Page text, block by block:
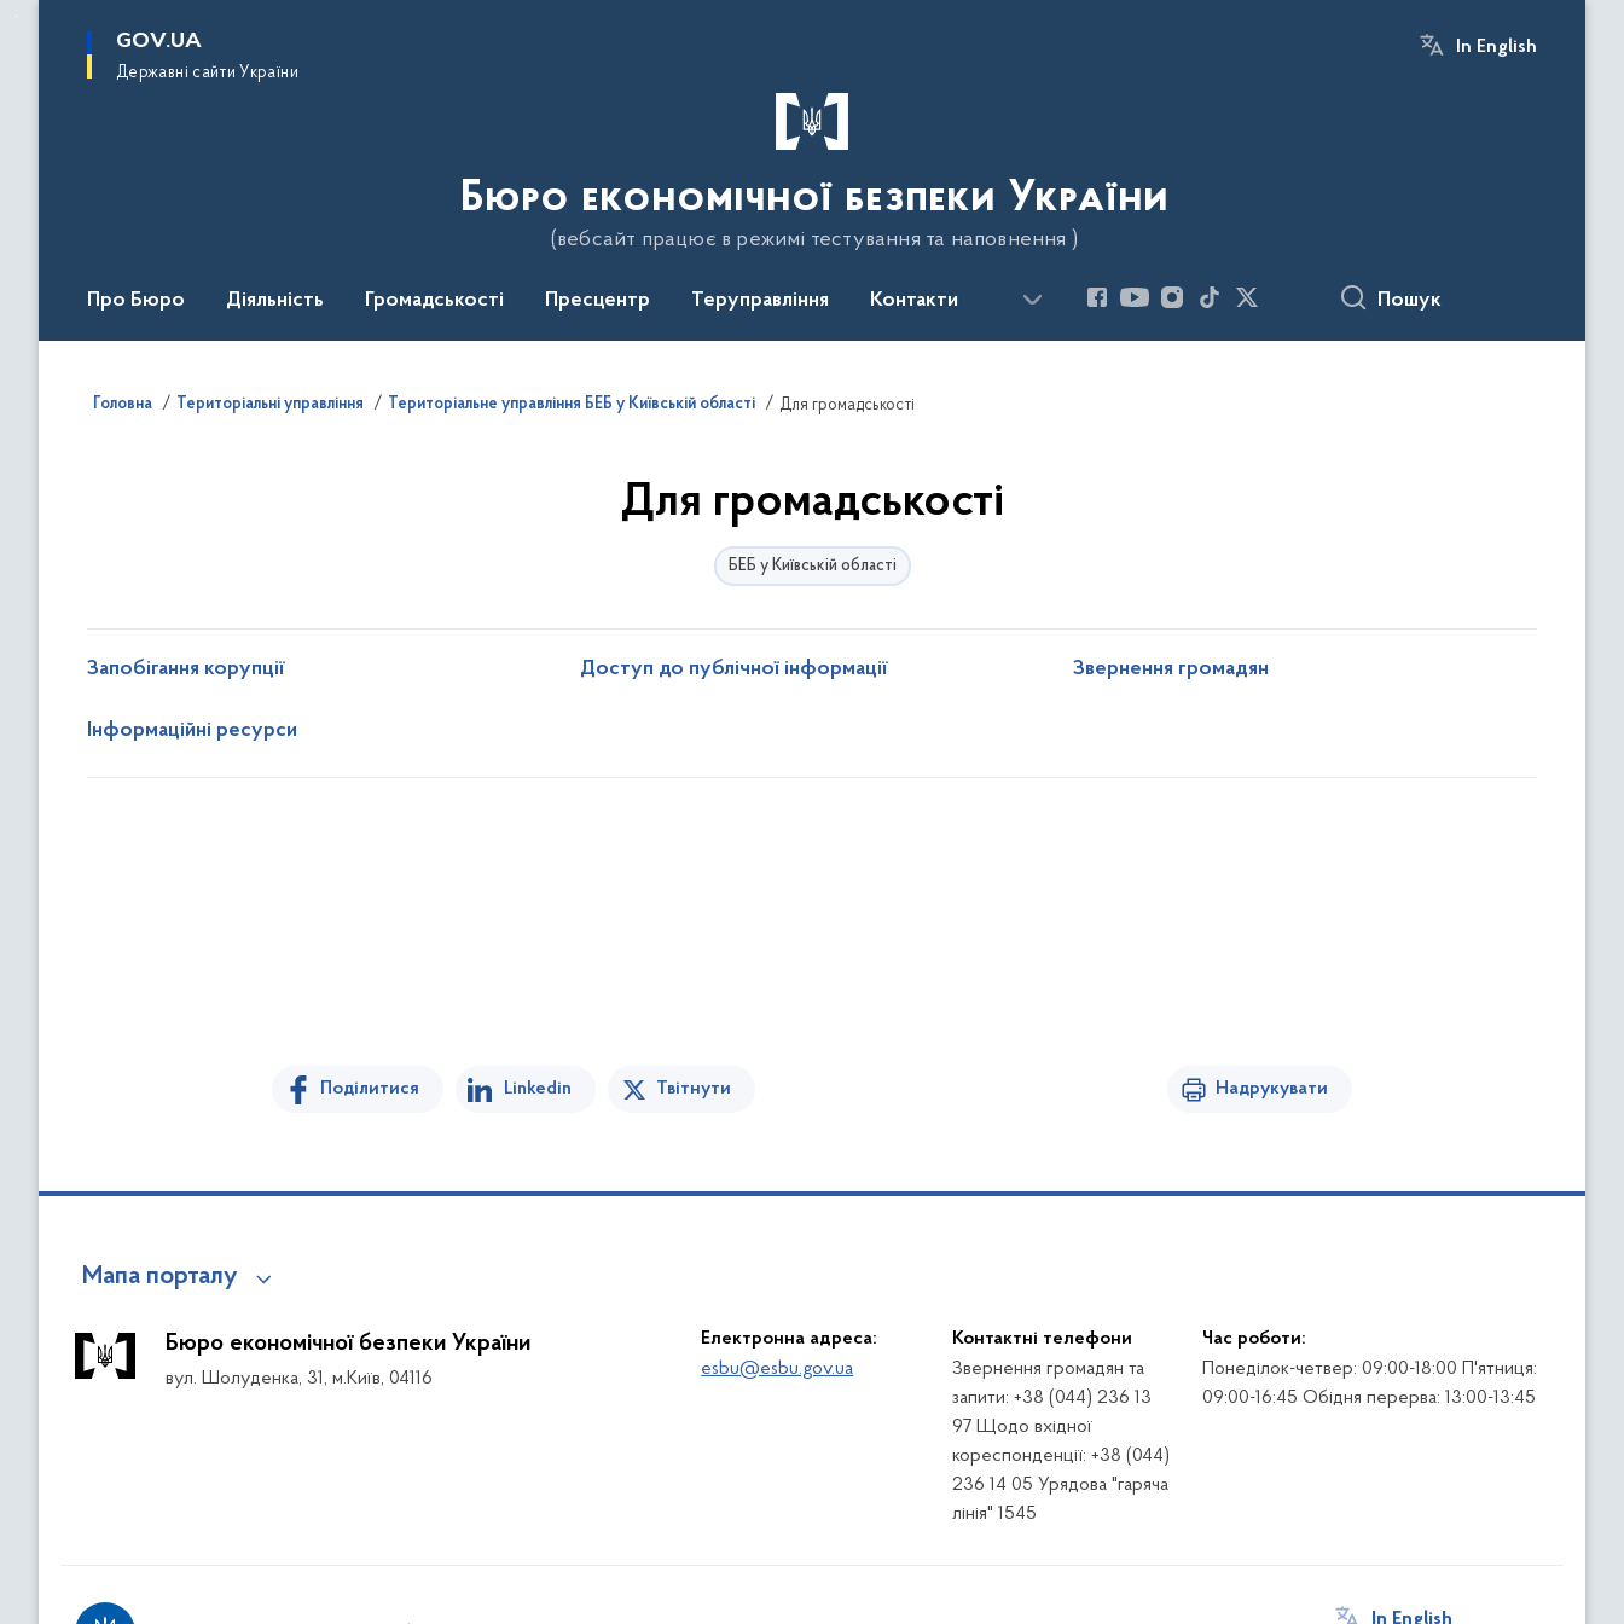
основного
GOV.UA
Державні сайти України
In English
Бюро економічної безпеки України
(вебсайт працює в режимі тестування та наповнення )
Про Бюро Діяльність Громадськості Пресцентр Теруправління Контакти Пошук
Головна Територіальні управління Територіальне управління БЕБ у Київській області Для громадськості
Для громадськості
БЕБ у Київській області
Запобігання корупції Доступ до публічної інформації Звернення громадян
Інформаційні ресурси
Поділитися Linkedin Твітнути Надрукувати
Мапа порталу
Бюро економічної безпеки України
вул. Шолуденка, 31, м.Київ, 04116
Електронна адреса:
esbu@esbu.gov.ua
Контактні телефони
Звернення громадян та
запити: +38 (044) 236 13
97 Щодо вхідної
кореспонденції: +38 (044)
236 14 05 Урядова "гаряча
лінія" 1545
Час роботи:
Понеділок-четвер: 09:00-18:00 П'ятниця:
09:00-16:45 Обідня перерва: 13:00-13:45
In English